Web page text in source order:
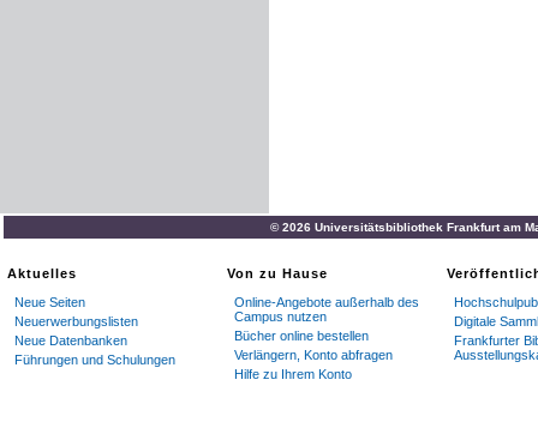
© 2026 Universitätsbibliothek Frankfurt am
Aktuelles
Neue Seiten
Neuerwerbungslisten
Neue Datenbanken
Führungen und Schulungen
Von zu Hause
Online-Angebote außerhalb des
Campus nutzen
Bücher online bestellen
Verlängern, Konto abfragen
Hilfe zu Ihrem Konto
Digitale
Frankfurter